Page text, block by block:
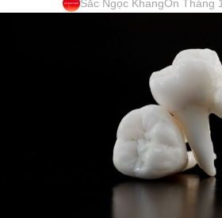
Sắc Ngọc KhangOn Tháng